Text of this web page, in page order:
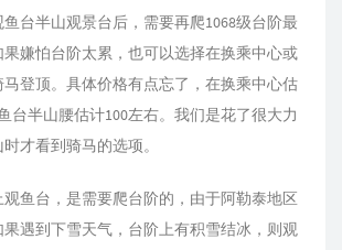
台半山观景台后，需要再爬1068级台阶最
嫌怕台阶太累，也可以选择在换乘中心或
登顶。具体价格有点忘了，在换乘中心估
台半山腰估计100左右。我们是花了很大力
才看到骑马的选项。
鱼台，是需要爬台阶的，由于阿勒泰地区
遇到下雪天气，台阶上有积雪结冰，则观